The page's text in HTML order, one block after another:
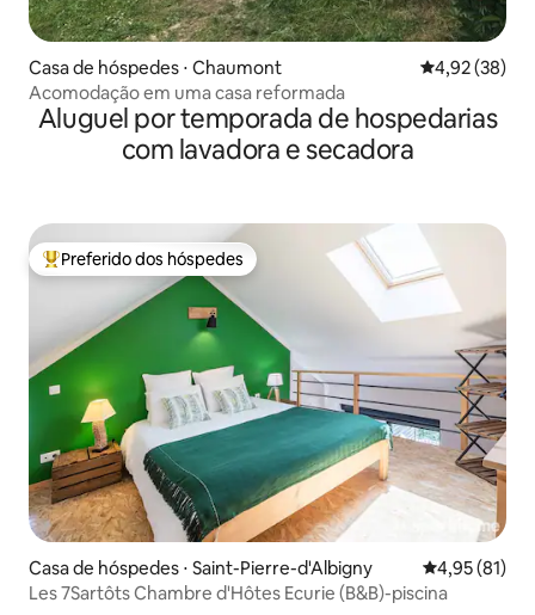
Casa de hóspedes ⋅ Chaumont 4,92 de uma
4,92 (38)
Acomodação em uma casa reformada
Aluguel por temporada de hospedarias
com lavadora e secadora
Entre os melhores preferidos dos hóspedes
Preferido dos hóspedes
Casa de hóspedes ⋅ Saint-Pierre-d'Albigny 4,95 de uma
4,95 (81)
Les 7Sartôts Chambre d'Hôtes Ecurie (B&B)-piscina